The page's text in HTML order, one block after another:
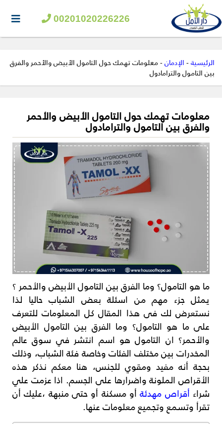
00201020226226
الرئيسية-الإدمان-معلومات تهمك حول التامول الأبيض والأحمر والفرق
بين التامول والترامادول
معلومات تهمك حول التامول الأبيض والأحمر
والفرق بين التامول والترامادول
ما هو التامول؟ وما الفرق بين التامول الأبيض والأحمر ؟
يمثل جزء مهم من اسئلة بعض الشباب حاليا لذا
نستعرض لك فى هذا المقال كل المعلومات للتعرف
على ما هو التامول؟ وما الفرق بين التامول الأبيض
والأحمر؟ ان التامول هو اسم انتشر في سوق عالم
المخدرات بين مختلف الفئات وخاصة فئة الشباب، وذلك
بحجة أنه مفيد ومقوي للجنس، هنا معكم نذكر هذه
الأقراص الملونة واضرارها على الجسم. اذا عزمت علي
شراء أقراص مهدئةأو مسكنة أو حتى منبهة ،عليك أن
تقرأ وتسمع وتجميع معلومات عنها.